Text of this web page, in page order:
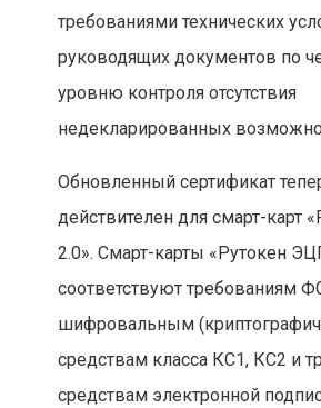
требованиями технических
руководящих документов по
уровню контроля отсутствия
недекларированных
Обновленный сертификат
действителен для смарт-карт
2.0». Смарт-карты «Рутокен
соответствуют требованиям
шифровальным
средствам класса КС1, КС2 и
средствам электронной